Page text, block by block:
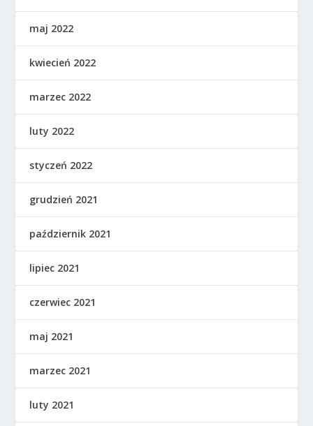
maj 2022
kwiecień 2022
marzec 2022
luty 2022
styczeń 2022
grudzień 2021
październik 2021
lipiec 2021
czerwiec 2021
maj 2021
marzec 2021
luty 2021